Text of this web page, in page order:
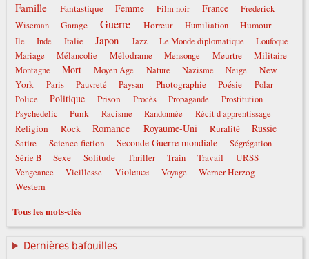
Famille Fantastique Femme Film noir France
Frederick
Wiseman
Garage Guerre Horreur Humiliation Humour
Île Inde Italie Japon Jazz Le Monde diplomatique
Loufoque
Mariage
Mélancolie Mélodrame Mensonge Meurtre Militaire
Montagne Mort Moyen Âge Nature Nazisme Neige
New
York
Paris Pauvreté Paysan Photographie Poésie
Polar
Police
Politique Prison Procès Propagande
Prostitution
Psychedelic
Punk Racisme Randonnée Récit d apprentissage
Religion Rock Romance Royaume-Uni Ruralité Russie
Satire Science-fiction Seconde Guerre mondiale
Ségrégation
Série B
Sexe Solitude Thriller Train Travail URSS
Vengeance Vieillesse Violence Voyage
Werner Herzog
Western
Tous les mots-clés
Dernières bafouilles